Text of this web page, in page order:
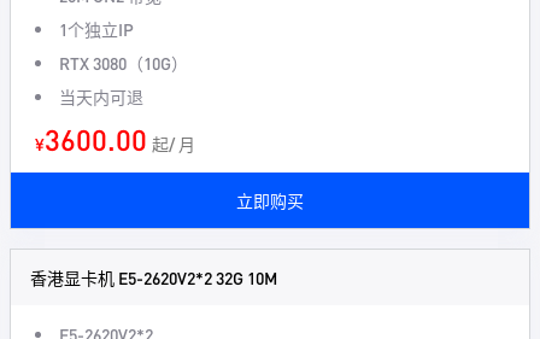
1个独立IP
RTX 3080（10G）
当天内可退
¥3600.00 起/ 月
立即购买
香港显卡机 E5-2620V2*2 32G 10M
E5-2620V2*2